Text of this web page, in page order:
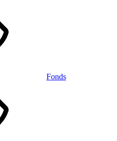
Fonds